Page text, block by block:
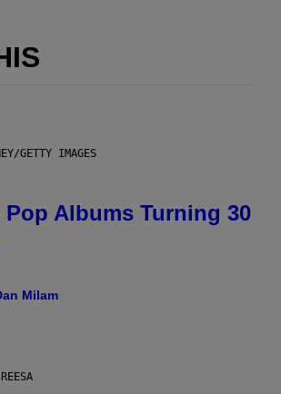
GETTY IMAGES
Pop Albums Turning 30
Milam